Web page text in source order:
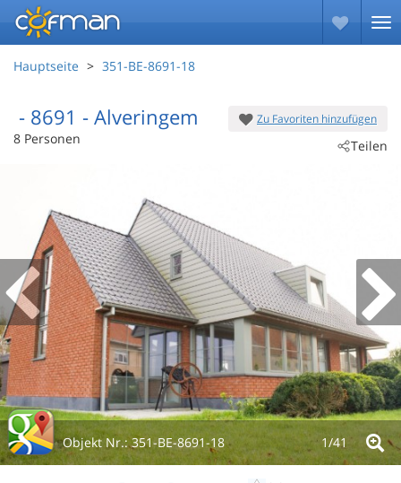
Hauptseite 351-BE-8691-18
Zu Favoriten hinzufügen
Teilen
- 8691 - Alveringem
8 Personen
Objekt Nr.:351-BE-8691-18 1/41